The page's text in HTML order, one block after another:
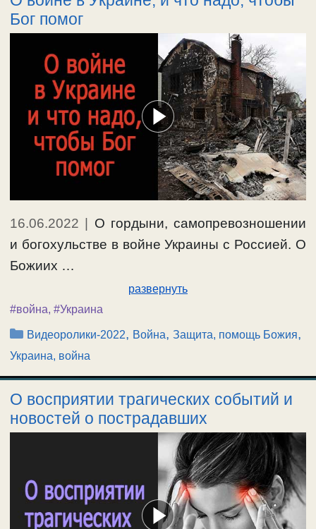
Бог помог
16.06.2022
О гордыни, самопревозношении
и богохульстве в войне Украины с Россией. О
Божиих …
развернуть
#война, #Украина
Рубрики
Видеоролики-2022, Война,Защита, помощь Божия,
Украина, война
О восприятии трагических событий и
новостей о пострадавших